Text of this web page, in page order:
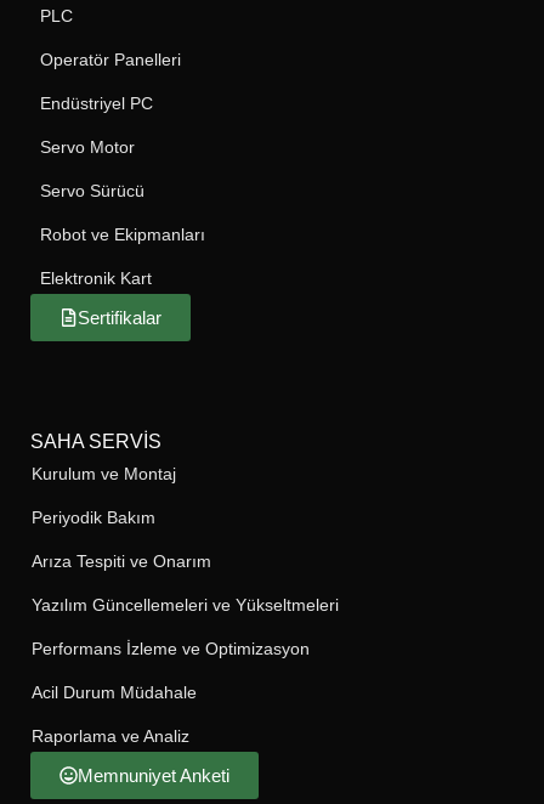
PLC
Operatör Panelleri
Endüstriyel PC
Servo Motor
Servo Sürücü
Robot ve Ekipmanları
Elektronik Kart
Sertifikalar
SAHA SERVIS
Kurulum ve Montaj
Periyodik Bakım
Arıza Tespiti ve Onarım
Yazılım Güncellemeleri ve Yükseltmeleri
Performans İzleme ve Optimizasyon
Acil Durum Müdahale
Raporlama ve Analiz
Memnuniyet Anketi